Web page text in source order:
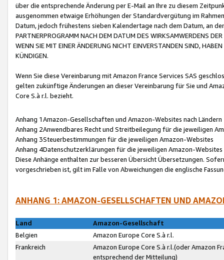
über die entsprechende Änderung per E-Mail an Ihre zu diesem
ausgenommen etwaige Erhöhungen der Standardvergütung im
Datum, jedoch frühestens sieben Kalendertage nach dem Datum, an
PARTNERPROGRAMM NACH DEM DATUM DES WIRKSAMWERDENS
WENN SIE MIT EINER ÄNDERUNG NICHT EINVERSTANDEN SIND,
KÜNDIGEN.
Wenn Sie diese Vereinbarung mit Amazon France Services SAS
gelten zukünftige Änderungen an dieser Vereinbarung für Sie und
Core S.à r.l. bezieht.
Anhang 1Amazon-Gesellschaften und Amazon-Websites nach Ländern
Anhang 2Anwendbares Recht und Streitbeilegung für die jeweiligen
Anhang 3Steuerbestimmungen für die jeweiligen Amazon-Websites
Anhang 4Datenschutzerklärungen für die jeweiligen Amazon-Websites
Diese Anhänge enthalten zur besseren Übersicht Übersetzungen.
vorgeschrieben ist, gilt im Falle von Abweichungen die englische
ANHANG 1: AMAZON-GESELLSCHAFTEN UND
Land
Amazon-Gesellschaft
Belgien
Amazon Europe Core S.à r.l.
Frankreich
Amazon Europe Core S.à r.l.(oder Amazon
entsprechend der Mitteilung)